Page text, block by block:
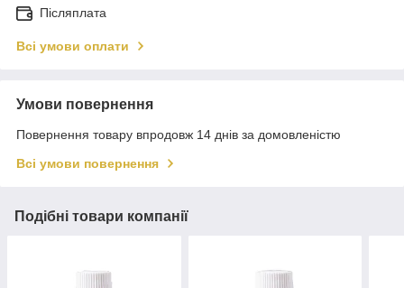
Післяплата
Всі умови оплати
Умови повернення
Повернення товару впродовж 14 днів за домовленістю
Всі умови повернення
Подібні товари компанії